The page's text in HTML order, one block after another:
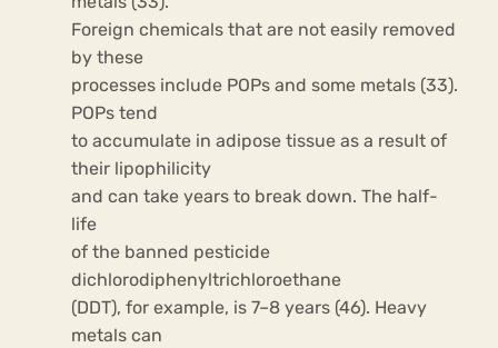
Foreign chemicals that are not easily removed
by these
processes include POPs and some metals (33).
POPs tend
to accumulate in adipose tissue as a result of
their lipophilicity
and can take years to break down. The half-
life
of the banned pesticide
dichlorodiphenyltrichloroethane
(DDT), for example, is 7–8 years (46). Heavy
metals can